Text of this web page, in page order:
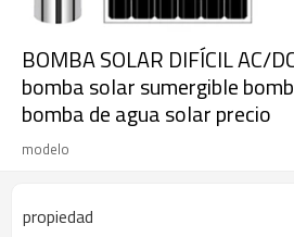
BOMBA SOLAR DIFÍCIL AC/
bomba solar sumergible
bomba de agua solar precio
modelo
propiedad